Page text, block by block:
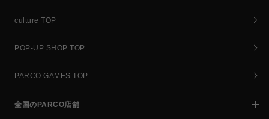
culture TOP
POP-UP SHOP TOP
PARCO GAMES TOP
全国のPARCO店舗